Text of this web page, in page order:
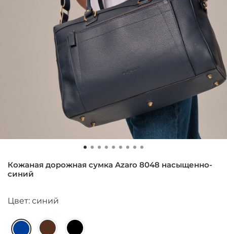
Кожаная дорожная сумка Azaro 8048 насыщенно-
синий
Цвет: синий